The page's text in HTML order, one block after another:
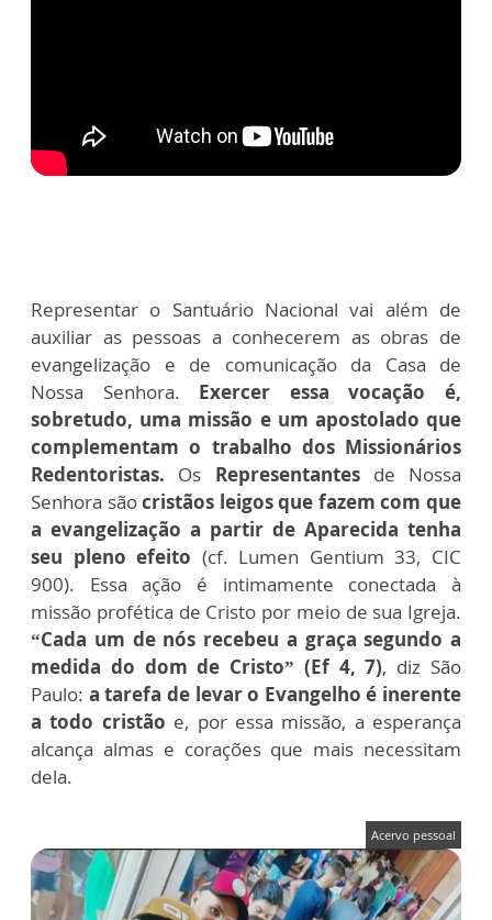
Representar o Santuário Nacional vai além de
auxiliar as pessoas a conhecerem as obras de
evangelização e de comunicação da Casa de
Nossa Senhora. Exercer essa vocação é,
sobretudo, uma missão e um apostolado que
complementam o trabalho dos Missionários
Redentoristas. Os Representantesde Nossa
Senhora sãocristãos leigos que fazem com que
a evangelização a partir de Aparecida tenha
seu pleno efeito (cf. Lumen Gentium 33, CIC
900). Essa ação é intimamente conectada à
missão profética de Cristo por meio de sua Igreja.
“Cada um de nós recebeu a graça segundo a
medida do dom de Cristo” (Ef 4, 7), diz São
Paulo: a tarefa de levar o Evangelho é inerente
a todo cristão e, por essa missão, a esperança
alcança almas e corações que mais necessitam
dela.
Acervo pessoal